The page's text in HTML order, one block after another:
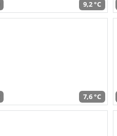
9,2 °C
7,6 °C